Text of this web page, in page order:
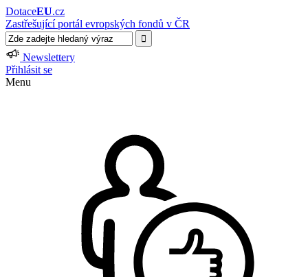
DotaceEU.cz
Zastřešující portál evropských fondů v ČR
Newslettery
Přihlásit se
Menu